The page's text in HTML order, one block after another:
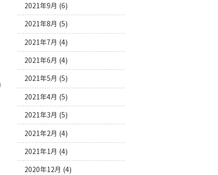
2021年9月 (6)
2021年8月 (5)
2021年7月 (4)
2021年6月 (4)
2021年5月 (5)
2021年4月 (5)
2021年3月 (5)
2021年2月 (4)
2021年1月 (4)
2020年12月 (4)